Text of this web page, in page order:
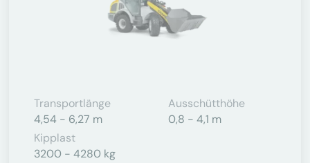
Transportlänge
4,54 - 6,27 m
Ausschütthöhe
0,8 - 4,1 m
Kipplast
3200 - 4280 kg